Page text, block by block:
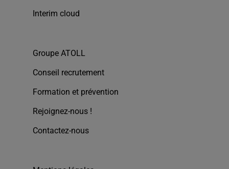
Interim cloud
Groupe ATOLL
Conseil recrutement
Formation et prévention
Rejoignez-nous !
Contactez-nous